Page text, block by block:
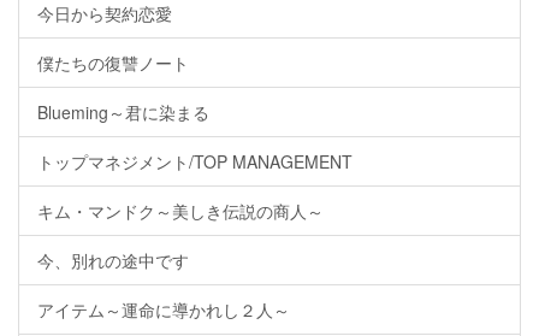
今日から契約恋愛
僕たちの復讐ノート
Blueming～君に染まる
トップマネジメント/TOP MANAGEMENT
キム・マンドク～美しき伝説の商人～
今、別れの途中です
アイテム～運命に導かれし２人～